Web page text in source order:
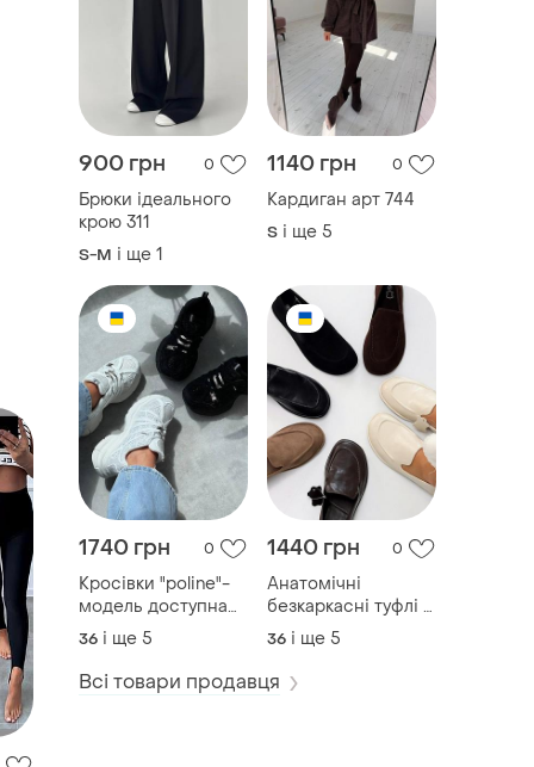
900 грн 0
Брюки ідеального
крою 311
S-M і ще 1
1140 грн 0
Кардиган арт 744
S і ще 5
1740 грн 0
Кросівки "poline"-
модель доступна
для
всіх.код27911,27912
36 і ще 5
1440 грн 0
Анатомічні
безкаркасні туфлі -
ідеальний для тих
моментів, коли
хочеш бути на
висоті. код
36 і ще 5
Всі товари продавця